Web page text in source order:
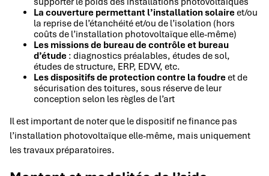
La couverture permettant l’installation solaireet/ou
la reprise de l’étanchéité et/ou de l’isolation (hors
coûts de l’installation photovoltaïque elle-même)
Les missions de bureau de contrôle et bureau
d’étude : diagnostics préalables, études de sol,
études de structure, ERP, EDVV, etc.
Les dispositifs de protection contre la foudreet de
sécurisation des toitures, sous réserve de leur
conception selon les règles de l’art
Il est important de noter que le dispositif ne finance pas
l’installation photovoltaïque elle-même, mais uniquement
les travaux préparatoires.